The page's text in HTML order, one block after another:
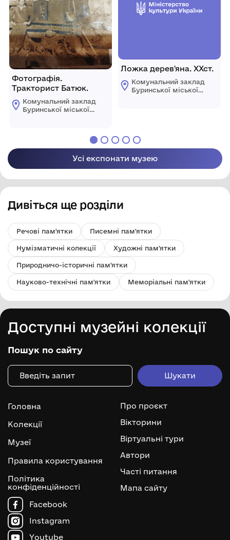
Фотографія.
Тракторист Батюк.
Комунальний заклад
Буринської міської
Ложка дерев'яна. ХХст.
Комунальний заклад
Буринської міської
Усі експонати музею
Дивіться ще розділи
Речові пам'ятки Писемні пам'ятки
Нумізматичні колекції Художні пам'ятки
Природничо-історичні пам'ятки
Науково-технічні пам'ятки Меморіальні пам'ятки
Доступні музейні колекції
Пошук по сайту
Головна
Колекції
Музеї
Правила користування
Політика
конфіденційності
Про проєкт
Вікторини
Віртуальні тури
Автори
Часті питання
Мапа сайту
Facebook
Instagram
Youtube